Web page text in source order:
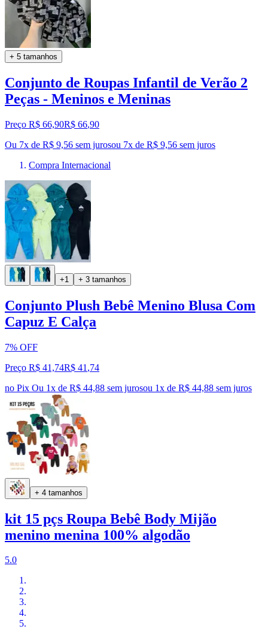
+ 5 tamanhos
Conjunto de Roupas Infantil de Verão 2
Peças - Meninos e Meninas
Preço R$ 66,90R$ 66,90
Ou 7x de R$ 9,56 sem jurosou 7x de R$ 9,56 sem juros
Compra Internacional
+1 + 3 tamanhos
Conjunto Plush Bebê Menino Blusa Com
Capuz E Calça
7% OFF
Preço R$ 41,74R$ 41 ,74
no Pix Ou 1x de R$ 44,88 sem jurosou 1x de R$ 44,88 sem juros
+ 4 tamanhos
kit 15 pçs Roupa Bebê Body Mijão
menino menina 100% algodão
5.0